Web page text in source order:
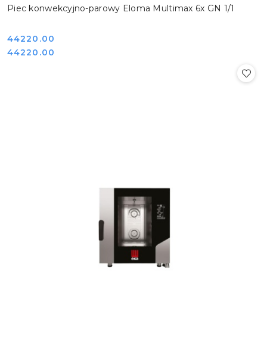
Piec konwekcyjno-parowy Eloma Multimax 6x GN 1/1
Cena:
44220.00
Cena:
44220.00